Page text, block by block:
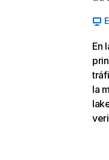
En
la